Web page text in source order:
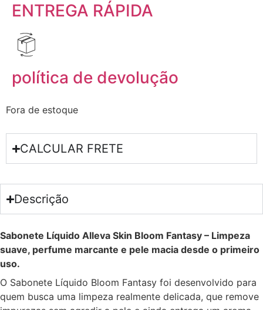
ENTREGA RÁPIDA
política de devolução
Fora de estoque
CALCULAR FRETE
Descrição
Sabonete Líquido Alleva Skin Bloom Fantasy – Limpeza
suave, perfume marcante e pele macia desde o primeiro
uso.
O Sabonete Líquido Bloom Fantasy foi desenvolvido para
quem busca uma limpeza realmente delicada, que remove